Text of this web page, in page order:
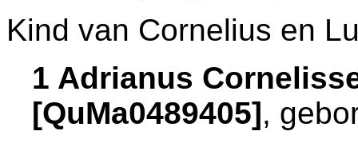
Kind van Cornelius en
1 Adrianus
[QuMa0489405],